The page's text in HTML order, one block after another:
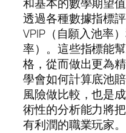
透過各種數據指標
VPIP（自願入池率
率）。這些指標能
格，從而做出更為
學會如何計算底池
風險做比較，也是
術性的分析能力將
有利潤的職業玩家。